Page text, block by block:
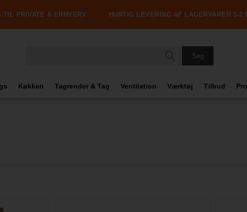
TIL PRIVATE & ERHVERV HURTIG LEVERING AF LAGERVARER 1-2
Køkken Tagrender & Tag Ventilation Værktøj Tilbud